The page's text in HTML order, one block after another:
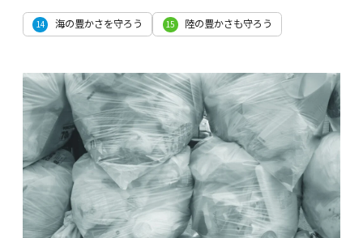
14 海の豊かさを守ろう 15 陸の豊かさも守ろう